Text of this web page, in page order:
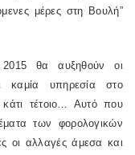
μέρες στη Βουλή”
θα αυξηθούν οι
καμία υπηρεσία στο
τέτοιο… Αυτό που
των φορολογικών
οι αλλαγές άμεσα και